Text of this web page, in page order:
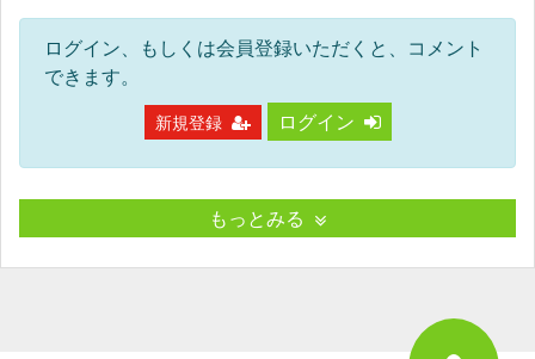
ログイン、もしくは会員登録いただくと、コメント
できます。
新規登録 ログイン
もっとみる